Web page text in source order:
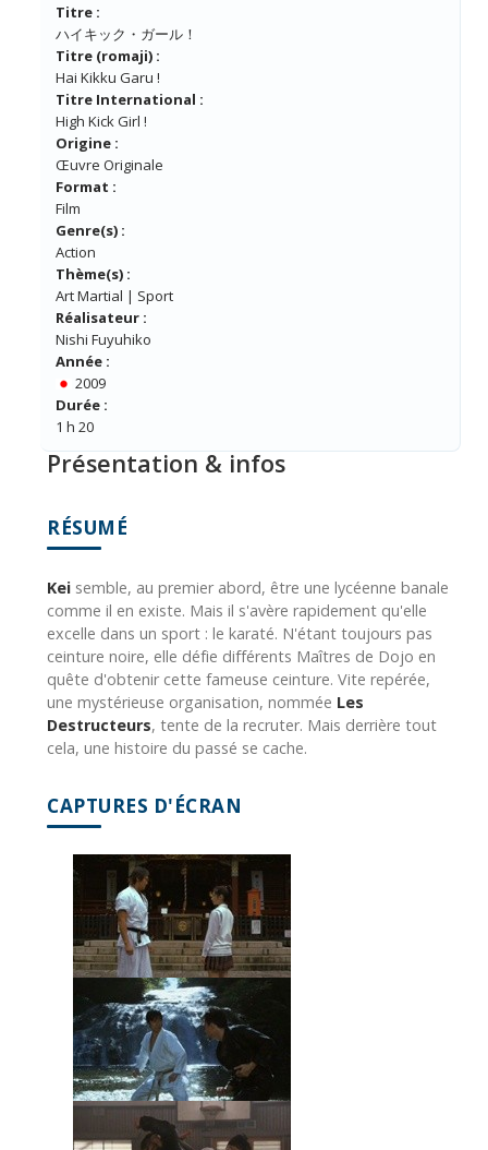
Titre :
ハイキック・ガール！
Titre (romaji) :
Hai Kikku Garu !
Titre International :
High Kick Girl !
Origine :
Œuvre Originale
Format :
Film
Genre(s) :
Action
Thème(s) :
Art Martial | Sport
Réalisateur :
Nishi Fuyuhiko
Année :
2009
Durée :
1 h 20
Présentation & infos
RÉSUMÉ
Kei semble, au premier abord, être une lycéenne banale
comme il en existe. Mais il s'avère rapidement qu'elle
excelle dans un sport : le karaté. N'étant toujours pas
ceinture noire, elle défie différents Maîtres de Dojo en
quête d'obtenir cette fameuse ceinture. Vite repérée,
une mystérieuse organisation, nommée Les
Destructeurs, tente de la recruter. Mais derrière tout
cela, une histoire du passé se cache.
CAPTURES D'ÉCRAN